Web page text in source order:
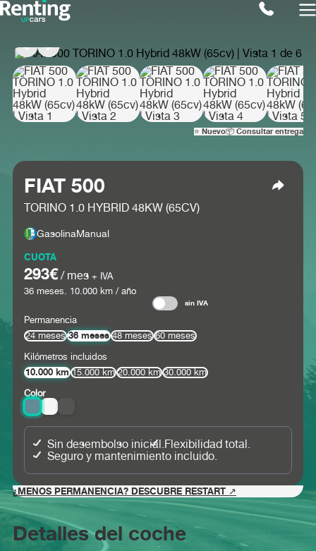
⭐ Nuevo📦 Consultar entrega
FIAT 500
TORINO 1.0 HYBRID 48KW (65CV)
GasolinaManual
CUOTA
293€/ mes + IVA
36meses. 10.000km / año
sin IVA
Permanencia
24 meses
36 meses 48 meses
60 meses
Kilómetros incluidos
10.000 km 15.000 km 20.000 km
30.000 km
Color
Sin desembolso inicial.Flexibilidad total.
Seguro y mantenimiento incluido.
¿MENOS PERMANENCIA? DESCUBRE RESTART ↗
Detalles del coche